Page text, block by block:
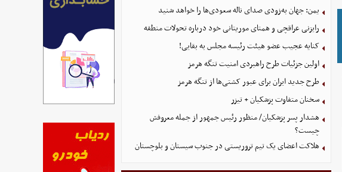
یمن: جهان به‌زودی صدای ناله سعودی‌ها را خواهد شنید
رایزنی عراقچی و همتای موریتانی خود درباره تحولات منطقه
کنایه عجیب عضو هیئت رئیسه مجلس به بقایی!
اولین جزئیات طرح راهبردی امنیت تنگه هرمز
طرح جدید ایران برای عبور کشتی‌ها از تنگه هرمز
سخنان متفاوت پزشکیان + تیزر
هشدار پسر پزشکیان/ منظور رئیس جمهور از جمله معروفش
چیست؟
هلاکت اعضای یک تیم تروریستی در جنوب سیستان و بلوچستان